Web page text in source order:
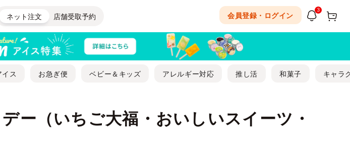
ネット注文 店舗受取予約 会員登録・ログイン
3
イス お急ぎ便 ベビー＆キッズ アレルギー対応 推し活 和菓子 キャラ
ー（いちご大福・おいしいスイーツ・